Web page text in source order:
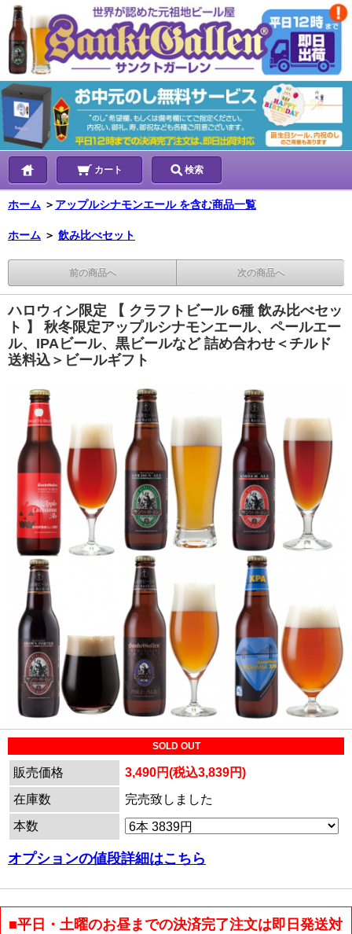
カート 検索
ホーム ＞ アップルシナモンエール を含む商品一覧
ホーム ＞ 飲み比べセット
前の商品へ 次の商品へ
ハロウィン限定 【 クラフトビール 6種 飲み比べセッ
ト 】 秋冬限定アップルシナモンエール、ペールエー
ル、IPAビール、黒ビールなど 詰め合わせ＜チルド
送料込＞ビールギフト
SOLD OUT
販売価格
3,490円(税込3,839円)
在庫数
完売致しました
本数
オプションの値段詳細はこちら
■平日・土曜のお昼までの決済完了注文は即日発送対